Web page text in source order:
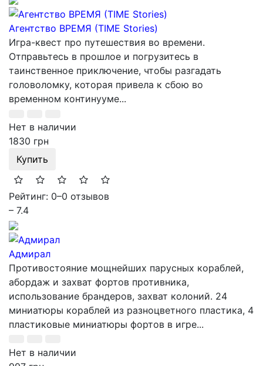
Агентство ВРЕМЯ (TIME Stories)
Игра-квест про путешествия во времени.
Отправьтесь в прошлое и погрузитесь в
таинственное приключение, чтобы разгадать
головоломку, которая привела к сбою во
временном континууме...
Нет в наличии
1830 грн
Купить
Рейтинг: 0–0 отзывов
– 7.4
Адмирал
Противостояние мощнейших парусных кораблей,
абордаж и захват фортов противника,
использование брандеров, захват колоний. 24
миниатюры кораблей из разноцветного пластика, 4
пластиковые миниатюры фортов в игре...
Нет в наличии